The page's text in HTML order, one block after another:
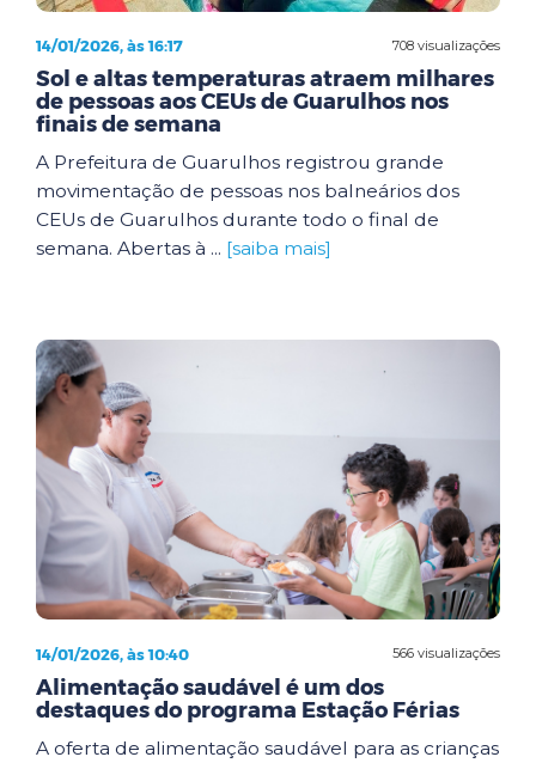
708 visualizações
14/01/2026, às 16:17
Sol e altas temperaturas atraem milhares
de pessoas aos CEUs de Guarulhos nos
finais de semana
A Prefeitura de Guarulhos registrou grande
movimentação de pessoas nos balneários dos
CEUs de Guarulhos durante todo o final de
semana. Abertas à ... [saiba mais]
566 visualizações
14/01/2026, às 10:40
Alimentação saudável é um dos
destaques do programa Estação Férias
A oferta de alimentação saudável para as crianças